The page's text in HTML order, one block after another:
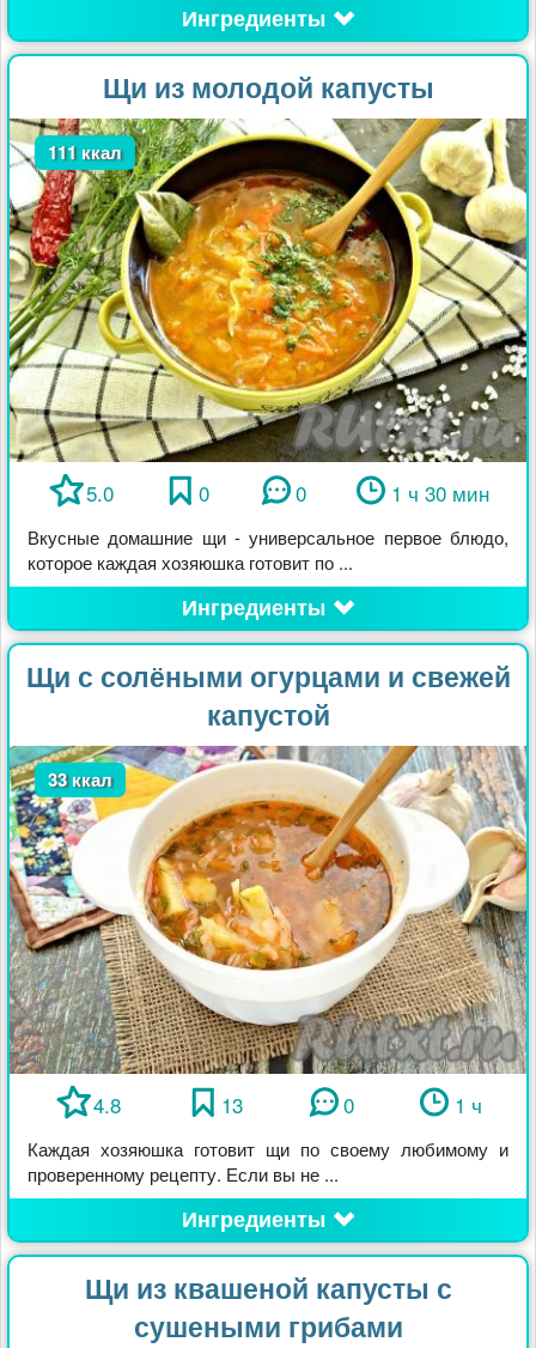
Ингредиенты
Щи из молодой капусты
111 ккал
5.0 0 0 1 ч 30 мин
Вкусные домашние щи - универсальное первое блюдо,
которое каждая хозяюшка готовит по ...
Ингредиенты
Щи с солёными огурцами и свежей
капустой
33 ккал
4.8 13 0 1 ч
Каждая хозяюшка готовит щи по своему любимому и
проверенному рецепту. Если вы не ...
Ингредиенты
Щи из квашеной капусты с
сушеными грибами